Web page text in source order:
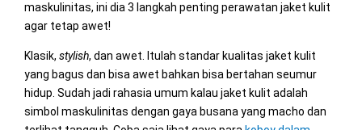
maskulinitas, ini dia 3 langkah penting perawatan jaket kulit
agar tetap awet!
Klasik, stylish, dan awet. Itulah standar kualitas jaket kulit
yang bagus dan bisa awet bahkan bisa bertahan seumur
hidup. Sudah jadi rahasia umum kalau jaket kulit adalah
simbol maskulinitas dengan gaya busana yang macho dan